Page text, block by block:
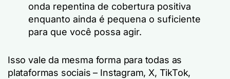
onda repentina de cobertura positiva
enquanto ainda é pequena o suficiente
para que você possa agir.
Isso vale da mesma forma para todas as
plataformas sociais – Instagram, X, TikTok,